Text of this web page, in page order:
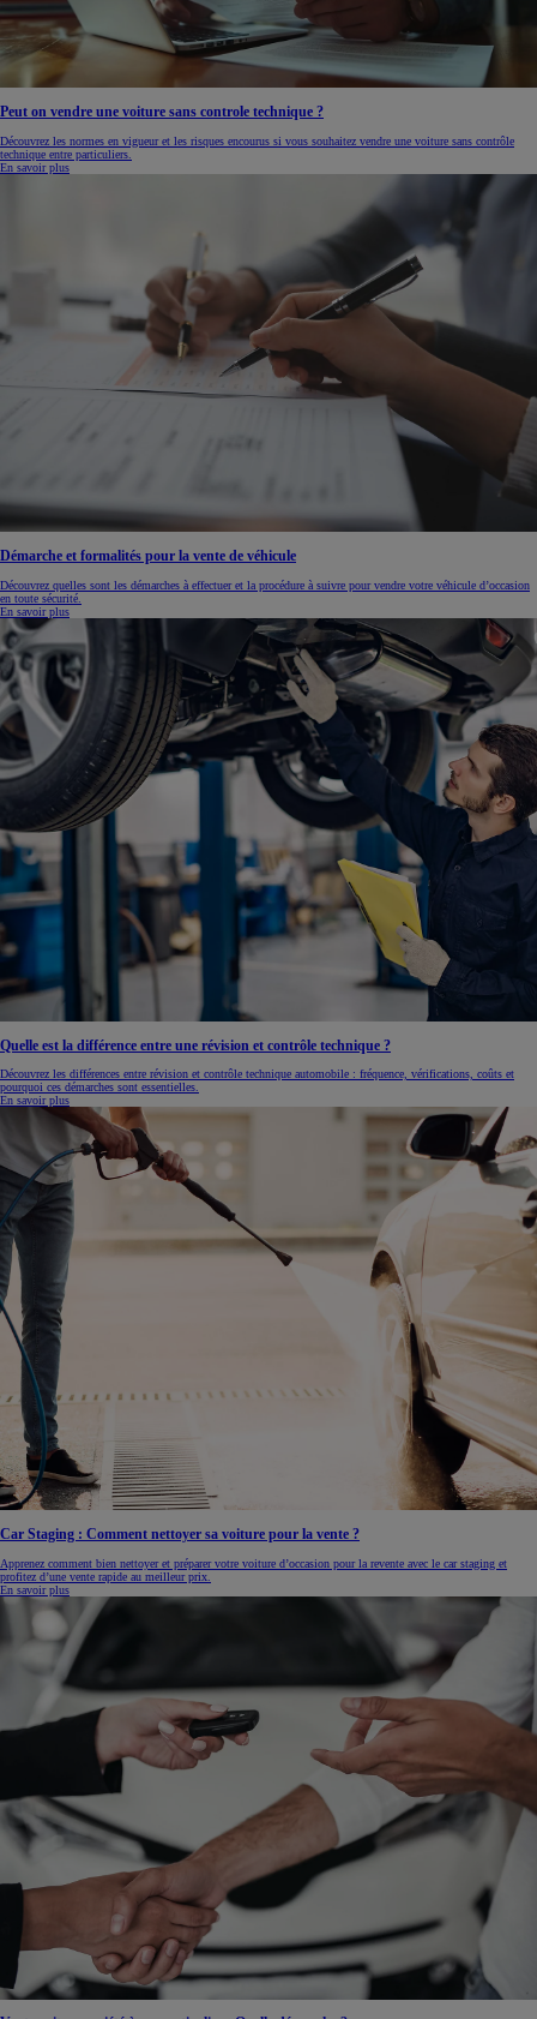
Peut on vendre une voiture sans controle technique ?
Découvrez les normes en vigueur et les risques encourus si vous souhaitez vendre une voiture sans contrôle
technique entre particuliers.
En savoir plus
Démarche et formalités pour la vente de véhicule
Découvrez quelles sont les démarches à effectuer et la procédure à suivre pour vendre votre véhicule d’occasion
en toute sécurité.
En savoir plus
Quelle est la différence entre une révision et contrôle technique ?
Découvrez les différences entre révision et contrôle technique automobile : fréquence, vérifications, coûts et
pourquoi ces démarches sont essentielles.
En savoir plus
Car Staging : Comment nettoyer sa voiture pour la vente ?
Apprenez comment bien nettoyer et préparer votre voiture d’occasion pour la revente avec le car staging et
profitez d’une vente rapide au meilleur prix.
En savoir plus